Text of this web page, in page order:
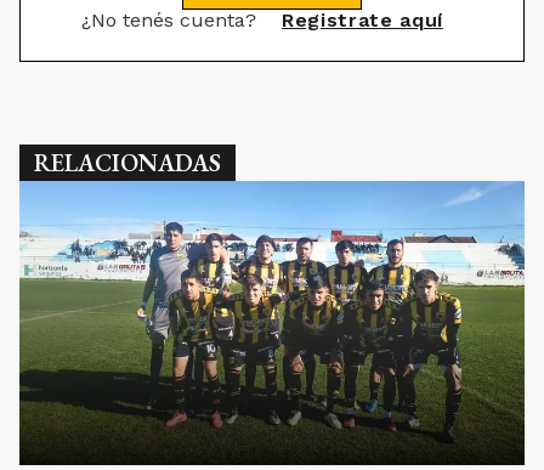
¿No tenés cuenta? Registrate aquí
RELACIONADAS